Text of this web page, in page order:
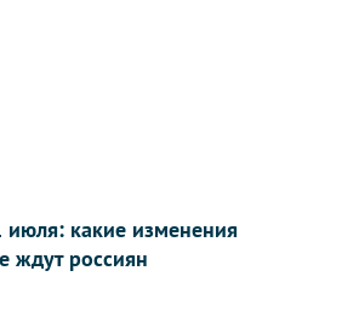
какие изменения
ждут россиян